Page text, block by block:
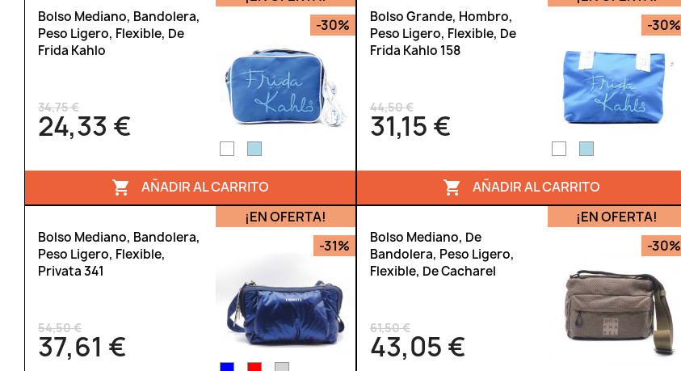
Bolso Mediano, Bandolera,
Peso Ligero, Flexible, De
Frida Kahlo
34,75 €
24,33 €
-30%
 AÑADIR AL CARRITO
Bolso Grande, Hombro,
Peso Ligero, Flexible, De
Frida Kahlo 158
44,50 €
31,15 €
-30%
 AÑADIR AL CARRITO
Bolso Mediano, Bandolera,
Peso Ligero, Flexible,
Privata 341
54,50 €
37,61 €
¡EN OFERTA!
-31%
Bolso Mediano, De
Bandolera, Peso Ligero,
Flexible, De Cacharel
61,50 €
43,05 €
¡EN OFERTA!
-30%